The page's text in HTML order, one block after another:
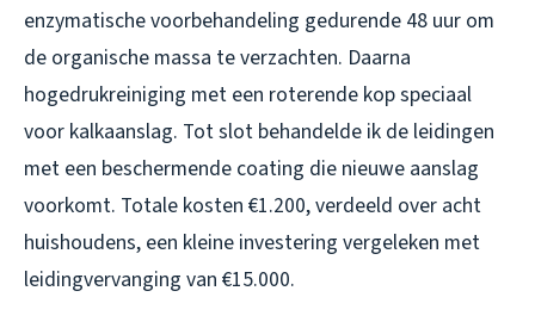
enzymatische voorbehandeling gedurende 48 uur om
de organische massa te verzachten. Daarna
hogedrukreiniging met een roterende kop speciaal
voor kalkaanslag. Tot slot behandelde ik de leidingen
met een beschermende coating die nieuwe aanslag
voorkomt. Totale kosten €1.200, verdeeld over acht
huishoudens, een kleine investering vergeleken met
leidingvervanging van €15.000.